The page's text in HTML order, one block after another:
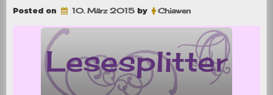
Posted on 10. März 2015 by Chiawen